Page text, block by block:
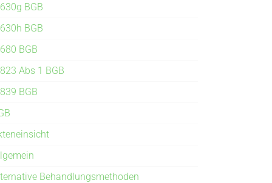
BGB
BGB
BGB
Abs 1 BGB
BGB
Behandlungsmethoden